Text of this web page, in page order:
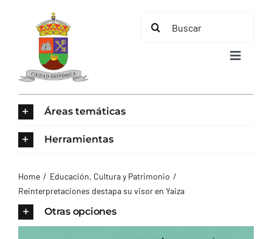
contenido
Buscar:
Toggle
AYUNTAMIENTO
Áreas temáticas
Herramientas
Home
Educación, Cultura y Patrimonio
Reinterpretaciones destapa su visor en Yaiza
Otras opciones